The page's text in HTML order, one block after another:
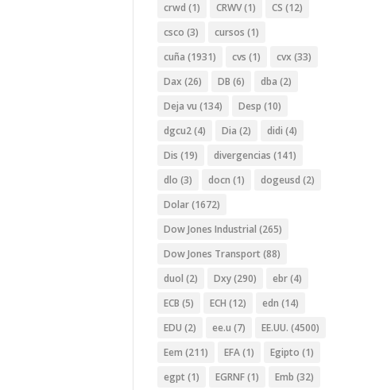
crwd (1) CRWV(1) CS (12)
csco (3) cursos (1)
cuña (1931) cvs (1) cvx (33)
Dax (26) DB (6) dba (2)
Deja vu (134) Desp (10)
dgcu2(4) Dia (2) didi (4)
Dis (19) divergencias (141)
dlo (3) docn (1) dogeusd (2)
Dolar(1672)
Dow Jones Industrial (265)
Dow Jones Transport (88)
duol (2) Dxy(290) ebr(4)
ECB (5) ECH (12) edn (14)
EDU (2) ee.u (7) EE.UU. (4500)
Eem (211) EFA(1) Egipto (1)
egpt (1) EGRNF(1) Emb (32)